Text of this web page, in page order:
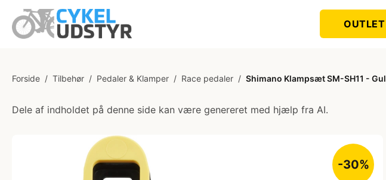
OUTLET
Forside / Tilbehør / Pedaler & Klamper / Race pedaler / Shimano Klampsæt SM-SH11 - Gul
Dele af indholdet på denne side kan være genereret med hjælp fra AI.
-30%